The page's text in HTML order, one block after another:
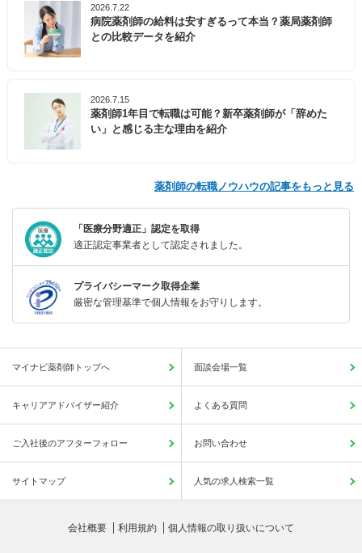
2026.7.22
病院薬剤師の給料は安すぎるって本当？薬局薬剤師
との比較データを紹介
2026.7.15
薬剤師1年目で転職は可能？新卒薬剤師が「辞めた
い」と感じる主な理由を紹介
薬剤師の転職ノウハウの記事をもっと見る
「医療分野適正」認定を取得
適正認定事業者として認定されました。
プライバシーマーク取得企業
厳密な管理基準で個人情報をお守りします。
マイナビ薬剤師トップへ 面談会場一覧
キャリアアドバイザー紹介 よくある質問
ご入社後のアフターフォロー お問い合わせ
サイトマップ 人気の求人検索一覧
会社概要 利用規約 個人情報の取り扱いについて